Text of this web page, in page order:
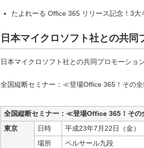
たよれーる Office 365 リリース記念！3大
日本マイクロソフト社との共同
日本マイクロソフト社との共同プロモーショ
全国縦断セミナー：≪登場Office 365！その
全国縦断セミナー：≪登場Office 365！そ
東京
日時
平成23年7月22日（金）
場所
ベルサール九段